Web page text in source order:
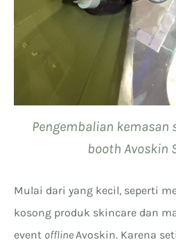
Pengembalian kemasan
booth Avoskin
Mulai dari yang kecil, seperti
kosong produk skincare dan
event offline Avoskin. Karena